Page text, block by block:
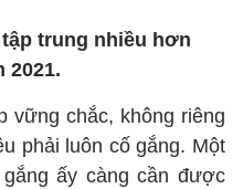
trung nhiều hơn
2021.
vững chắc, không riêng
phải luôn cố gắng. Một
ấy càng cần được